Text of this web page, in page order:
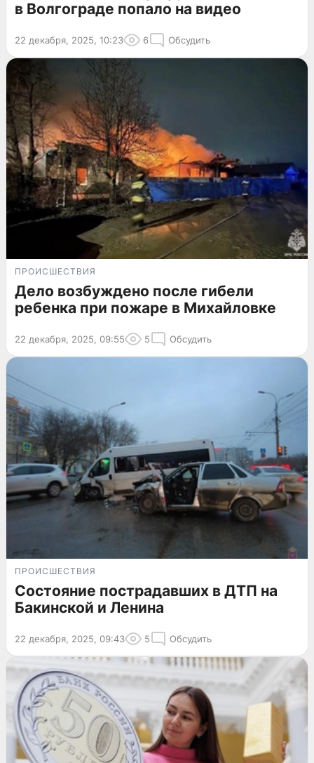
в Волгограде попало на видео
22 декабря, 2025, 10:23 6 Обсудить
ПРОИСШЕСТВИЯ
Дело возбуждено после гибели
ребенка при пожаре в Михайловке
22 декабря, 2025, 09:55 5 Обсудить
ПРОИСШЕСТВИЯ
Состояние пострадавших в ДТП на
Бакинской и Ленина
22 декабря, 2025, 09:43 5 Обсудить